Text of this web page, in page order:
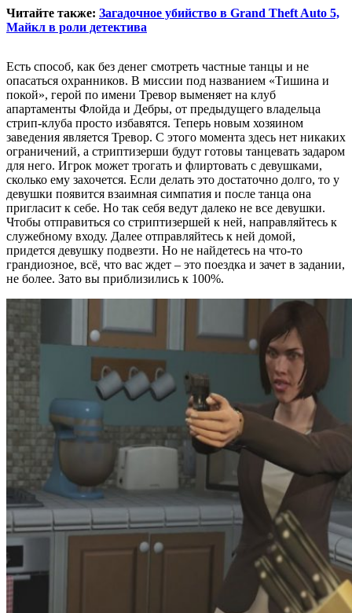
Читайте также: Загадочное убийство в Grand Theft Auto 5,
Майкл в роли детектива
Есть способ, как без денег смотреть частные танцы и не
опасаться охранников. В миссии под названием «Тишина и
покой», герой по имени Тревор выменяет на клуб
апартаменты Флойда и Дебры, от предыдущего владельца
стрип-клуба просто избавятся. Теперь новым хозяином
заведения является Тревор. С этого момента здесь нет никаких
ограничений, а стриптизерши будут готовы танцевать задаром
для него. Игрок может трогать и флиртовать с девушками,
сколько ему захочется. Если делать это достаточно долго, то у
девушки появится взаимная симпатия и после танца она
пригласит к себе. Но так себя ведут далеко не все девушки.
Чтобы отправиться со стриптизершей к ней, направляйтесь к
служебному входу. Далее отправляйтесь к ней домой,
придется девушку подвезти. Но не найдетесь на что-то
грандиозное, всё, что вас ждет – это поездка и зачет в задании,
не более. Зато вы приблизились к 100%.